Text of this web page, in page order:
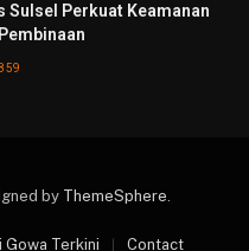
Sulsel Perkuat Keamanan
by ThemeSphere.
Gowa Terkini Contact